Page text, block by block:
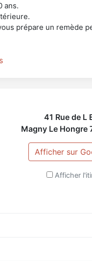
ans.
prépare un remède
41 Rue de L
Magny Le Hongre
Afficher sur
Afficher